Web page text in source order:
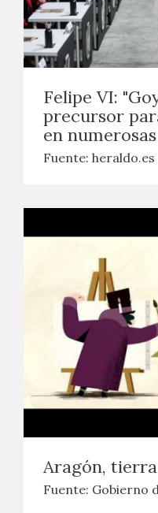
Felipe VI:
precursor
en
Fuente: heraldo.es
Aragón,
Fuente: Gobierno